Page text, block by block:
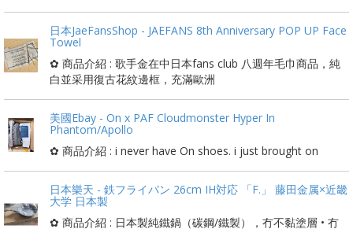
日本JaeFansShop - JAEFANS 8th Anniversary POP UP Face
Towel
✿ 商品介紹 : 歌手金在中日本fans club 八週年毛巾商品，純
白並采用復古花紋邊框，充滿歐洲
美國Ebay - On x PAF Cloudmonster Hyper In
Phantom/Apollo
✿ 商品介紹 : i never have On shoes. i just brought on
日本樂天 - 鉄フライパン 26cm IH対応 「F.」 藤田金属×近畿
大学 日本製
✿ 商品介紹 : 日本製純鐵鍋（碳鋼/鐵製），冇不黏塗層 • 冇